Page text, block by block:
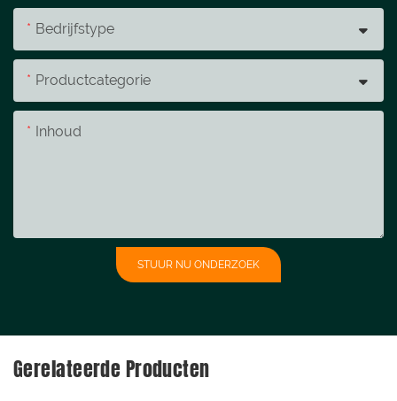
Bedrijfstype
Productcategorie
Inhoud
STUUR NU ONDERZOEK
Gerelateerde Producten